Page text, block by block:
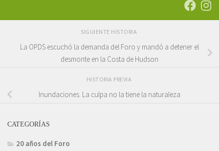
SIGUIENTE HISTORIA
La OPDS escuchó la demanda del Foro y mandó a detener el
desmonte en la Costa de Hudson
HISTORIA PREVIA
Inundaciones. La culpa no la tiene la naturaleza
CATEGORÍAS
20 años del Foro